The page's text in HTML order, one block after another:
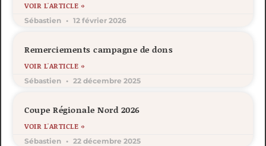
VOIR L'ARTICLE »
Sébastien 12 février 2026
Remerciements campagne de dons
VOIR L'ARTICLE »
Sébastien 22 décembre 2025
Coupe Régionale Nord 2026
VOIR L'ARTICLE »
Sébastien 22 décembre 2025